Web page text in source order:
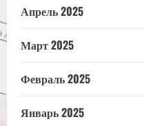
Апрель 2025
Март 2025
Февраль 2025
Январь 2025